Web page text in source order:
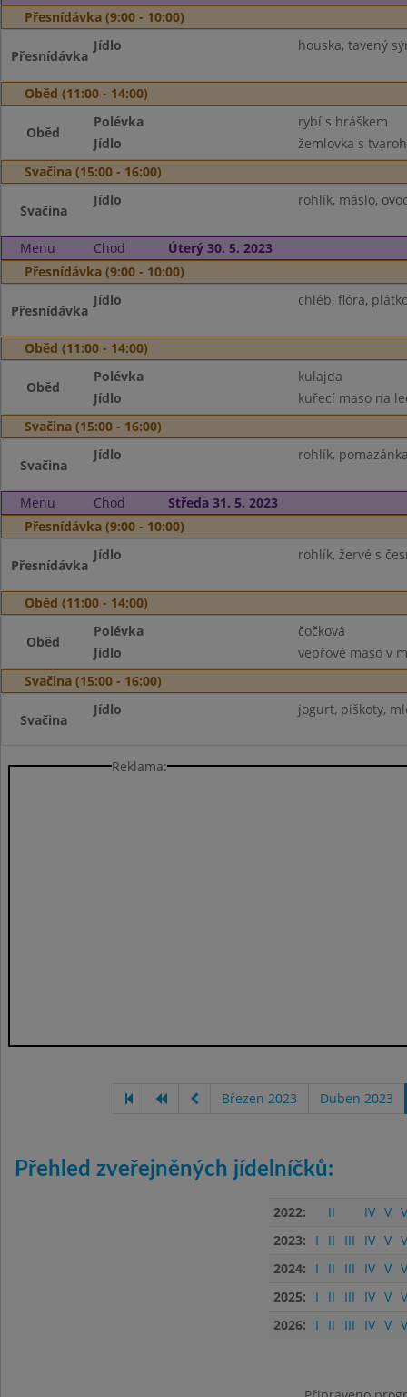
Přesnídávka (9:00 - 10:00)
Přesnídávka
Jídlo houska, tavený
Oběd (11:00 - 14:00)
Oběd
Polévka
rybí s hráškem
Jídlo
žemlovka s
Svačina (15:00 - 16:00)
Svačina
Jídlo rohlík, máslo,
Menu Chod
Úterý 30. 5. 2023
Přesnídávka (9:00 - 10:00)
Přesnídávka
Jídlo chléb, flóra,
Oběd (11:00 - 14:00)
Oběd
Polévka
kulajda
Jídlo
kuřecí maso na
Svačina (15:00 - 16:00)
Svačina
Jídlo rohlík,
Menu Chod
Středa 31. 5. 2023
Přesnídávka (9:00 - 10:00)
Přesnídávka
Jídlo rohlík, žervé s
Oběd (11:00 - 14:00)
Oběd
Polévka
čočková
Jídlo
vepřové maso v
Svačina (15:00 - 16:00)
Svačina
Jídlo jogurt, piškoty,
Reklama:
Březen 2023 Duben 2023
Přehled zveřejněných jídelníčků:
2022: II IV V
2023:
I II III IV V
2024:
I II III IV V
2025:
I II III IV V
2026:
I II III IV V